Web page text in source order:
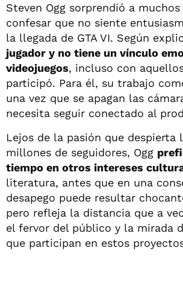
Steven Ogg sorprendió a
confesar que no siente
la llegada de GTA VI. Según
jugador y no tiene un vínculo
videojuegos, incluso con
participó. Para él, su trabajo
una vez que se apagan las
necesita seguir conectado al
Lejos de la pasión que despierta
millones de seguidores, Ogg
tiempo en otros intereses
literatura, antes que en una
desapego puede resultar
pero refleja la distancia que a
el fervor del público y la mirada
que participan en estos